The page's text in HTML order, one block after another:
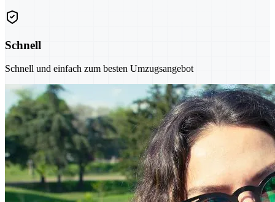
Schnell
Schnell und einfach zum besten Umzugsangebot